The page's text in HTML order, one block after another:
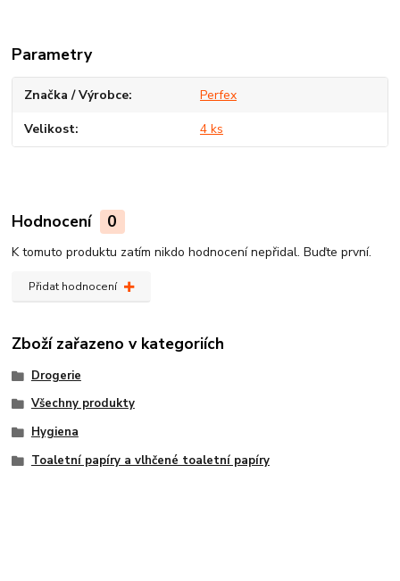
Parametry
Značka / Výrobce Perfex
Velikost 4 ks
Hodnocení 0
K tomuto produktu zatím nikdo hodnocení nepřidal. Buďte první.
Přidat hodnocení
Zboží zařazeno v kategoriích
Drogerie
Všechny produkty
Hygiena
Toaletní papíry a vlhčené toaletní papíry